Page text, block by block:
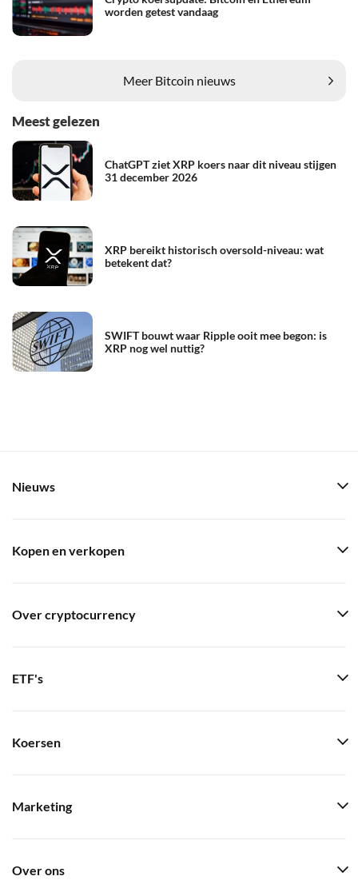
worden getest vandaag
Meer Bitcoin nieuws
Meest gelezen
ChatGPT ziet XRP koers naar dit niveau stijgen
31 december 2026
XRP bereikt historisch oversold-niveau: wat
betekent dat?
SWIFT bouwt waar Ripple ooit mee begon: is
XRP nog wel nuttig?
Nieuws
Kopen en verkopen
Over cryptocurrency
ETF's
Koersen
Marketing
Over ons